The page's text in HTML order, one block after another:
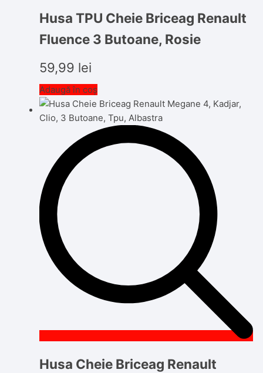
Husa TPU Cheie Briceag Renault
Fluence 3 Butoane, Rosie
59,99 lei
Adaugă în coș
Husa Cheie Briceag Renault